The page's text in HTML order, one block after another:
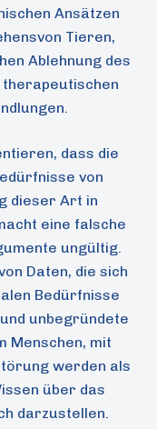
Ansätzen
Tieren,
Ablehnung des
therapeutischen
dass die
von
dieser Art in
eine falsche
ungültig.
Daten, die sich
Bedürfnisse
unbegründete
Menschen, mit
werden als
über das
darzustellen.